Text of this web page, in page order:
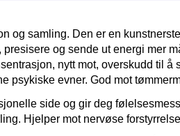
og samling. Den er en
og sende ut energi mer
nytt mot, overskudd til å
psykiske evner. God mot
side og gir deg
Hjelper mot nervøse